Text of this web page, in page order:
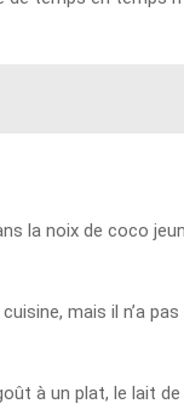
la noix de coco
cuisine, mais il n’a
à un plat, le lait